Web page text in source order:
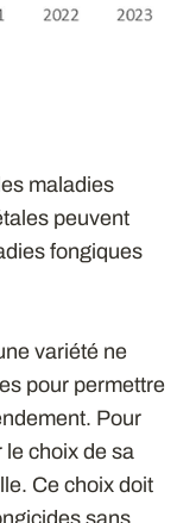
maladies
peuvent
fongiques
variété ne
pour permettre
Pour
choix de sa
Ce choix doit
sans